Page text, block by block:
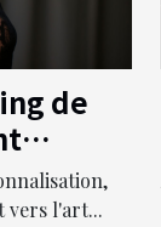
de
de
vers l'art...